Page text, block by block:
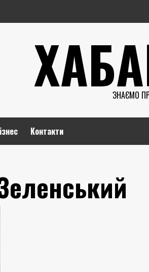
ЗНАЄМО
Контакти